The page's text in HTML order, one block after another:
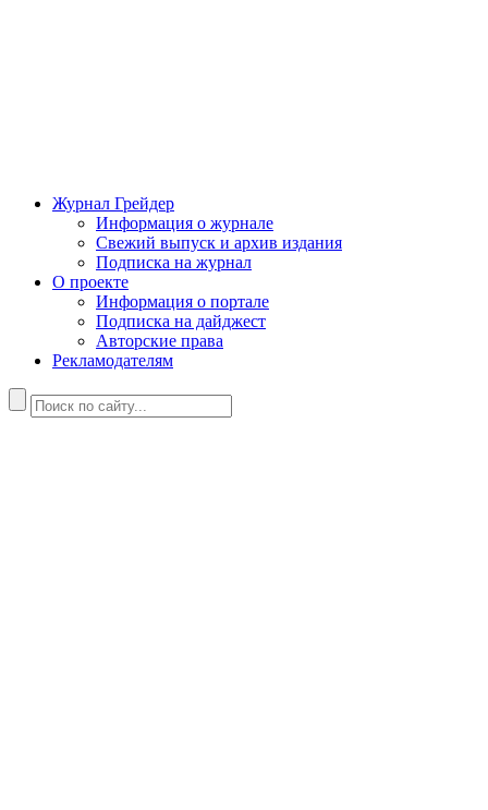
Журнал Грейдер
Информация о журнале
Свежий выпуск и архив издания
Подписка на журнал
О проекте
Информация о портале
Подписка на дайджест
Авторские права
Рекламодателям